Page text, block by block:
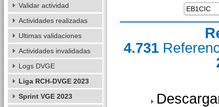
4.731
Validar actividad
Actividades realizadas
Ultimas validaciones
Actividades invalidadas
Logs DVGE
Liga RCH-DVGE 2023
Sprint VGE 2023